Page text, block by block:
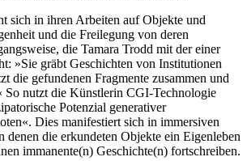
sich in ihren Arbeiten auf Objekte und
und die Freilegung von deren
die Tamara Trodd mit der einer
»Sie gräbt Geschichten von Institutionen
die gefundenen Fragmente zusammen und
So nutzt die Künstlerin CGI-Technologie
Potenzial generativer
Dies manifestiert sich in immersiven
denen die erkundeten Objekte ein Eigenleben
immanente(n) Geschichte(n) fortschreiben.